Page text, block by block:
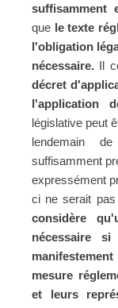
suffisamment
que le texte
l'obligation
nécessaire. Il
décret
l'application
législative peut
lendemain
suffisamment
expressément
ci ne serait pas
considère
nécessaire
mesure
et leurs